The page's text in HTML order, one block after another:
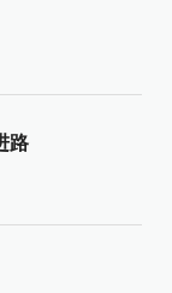
路